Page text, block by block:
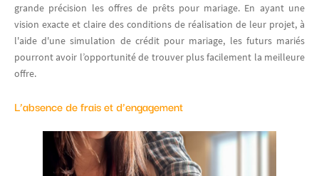
grande précision les offres de prêts pour mariage. En ayant une
vision exacte et claire des conditions de réalisation de leur projet, à
l'aide d'une simulation de crédit pour mariage, les futurs mariés
pourront avoir l’opportunité de trouver plus facilement la meilleure
offre.
L’absence de frais et d’engagement